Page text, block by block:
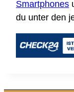
Smartphones
du unter den